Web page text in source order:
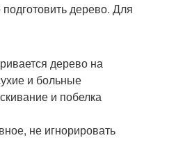
дерево. Для
дерево на
и больные
и побелка
не игнорировать